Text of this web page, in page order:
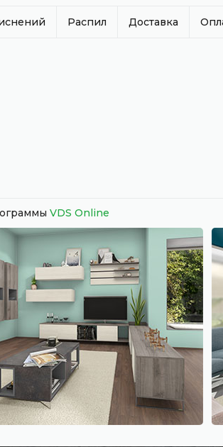
Распил Доставка
VDS Online